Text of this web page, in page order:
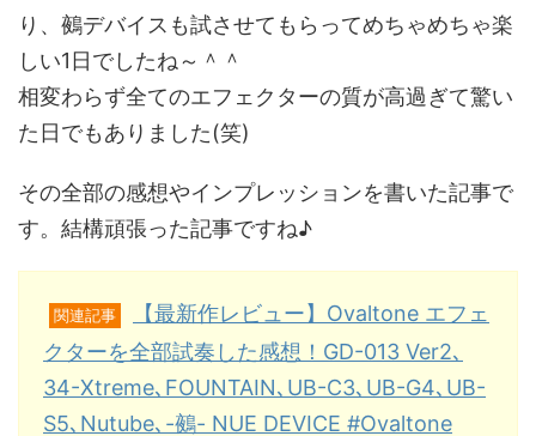
り、鵺デバイスも試させてもらってめちゃめちゃ楽
しい1日でしたね～＾＾
相変わらず全てのエフェクターの質が高過ぎて驚い
た日でもありました(笑)
その全部の感想やインプレッションを書いた記事で
す。結構頑張った記事ですね♪
関連記事
【最新作レビュー】Ovaltone エフェ
クターを全部試奏した感想！GD-013 Ver2､
34-Xtreme､FOUNTAIN､UB-C3､UB-G4､UB-
S5､Nutube､-鵺- NUE DEVICE #Ovaltone